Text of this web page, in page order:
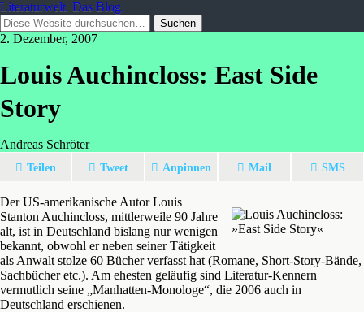
Literaturwelt. Das Blog.
2. Dezember, 2007
Louis Auchincloss: East Side
Story
Andreas Schröter
Teilen Tweet Anpinnen Mail SMS
Der US-amerikanische Autor Louis
Stanton Auchincloss, mittlerweile 90 Jahre
alt, ist in Deutschland bislang nur wenigen
bekannt, obwohl er neben seiner Tätigkeit
als Anwalt stolze 60 Bücher verfasst hat (Romane, Short-Story-Bände,
Sachbücher etc.). Am ehesten geläufig sind Literatur-Kennern
vermutlich seine „Manhatten-Monologe“, die 2006 auch in
Deutschland erschienen.